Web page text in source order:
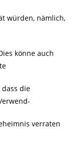
würden, nämlich,
könne auch
die
verraten